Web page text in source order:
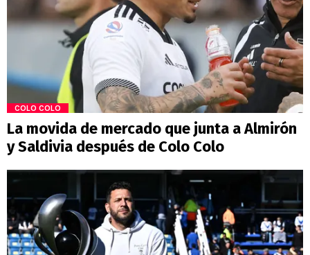
COLO COLO
La movida de mercado que junta a Almirón
y Saldivia después de Colo Colo